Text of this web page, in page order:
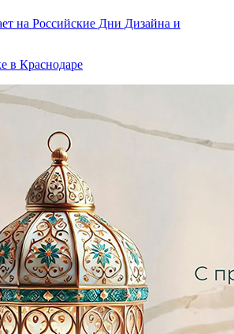
на Российские Дни Дизайна и
в Краснодаре